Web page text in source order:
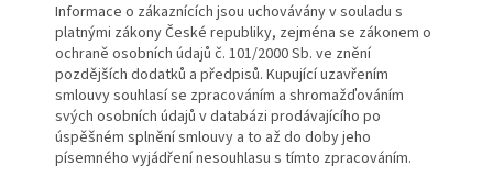
Informace o zákaznících jsou uchovávány v souladu s
platnými zákony České republiky, zejména se zákonem o
ochraně osobních údajů č. 101/2000 Sb. ve znění
pozdějších dodatků a předpisů. Kupující uzavřením
smlouvy souhlasí se zpracováním a shromažďováním
svých osobních údajů v databázi prodávajícího po
úspěšném splnění smlouvy a to až do doby jeho
písemného vyjádření nesouhlasu s tímto zpracováním.